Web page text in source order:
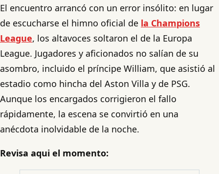
El encuentro arrancó con un error insólito: en lugar
de escucharse el himno oficial de la Champions
League, los altavoces soltaron el de la Europa
League. Jugadores y aficionados no salían de su
asombro, incluido el príncipe William, que asistió al
estadio como hincha del Aston Villa y de PSG.
Aunque los encargados corrigieron el fallo
rápidamente, la escena se convirtió en una
anécdota inolvidable de la noche.
Revisa aqui el momento: